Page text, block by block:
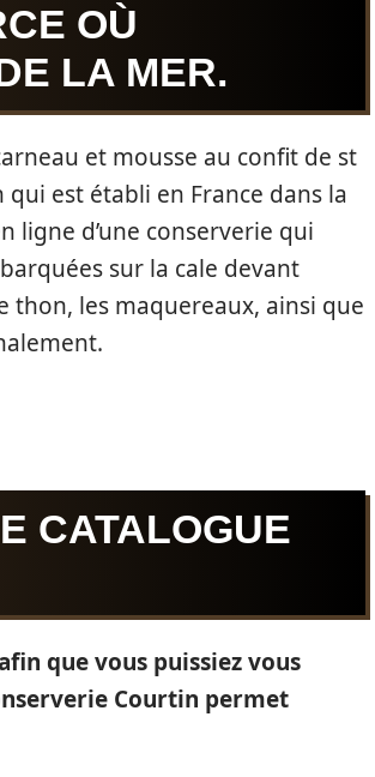
OÙ
LA MER.
et mousse au confit de st
est établi en France dans la
ligne d’une conserverie qui
sur la cale devant
thon, les maquereaux, ainsi que
CATALOGUE
que vous puissiez vous
Courtin permet